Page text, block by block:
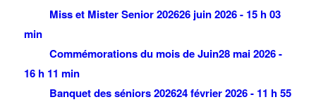
Miss et Mister Senior 202626 juin 2026 - 15 h 03
min
Commémorations du mois de Juin28 mai 2026 -
16 h 11 min
Banquet des séniors 202624 février 2026 - 11 h 55